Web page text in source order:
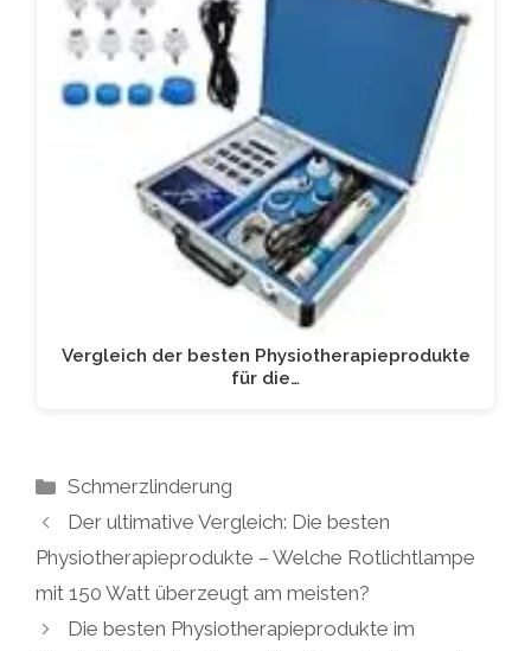
Vergleich der besten Physiotherapieprodukte
für die…
Kategorien
Schmerzlinderung
Der ultimative Vergleich: Die besten
Physiotherapieprodukte – Welche Rotlichtlampe
mit 150 Watt überzeugt am meisten?
Die besten Physiotherapieprodukte im